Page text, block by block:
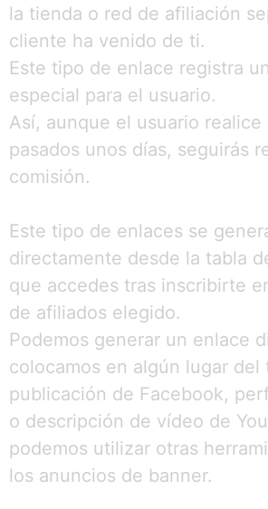
la tienda o red de afiliación
cliente ha venido de ti.
Este tipo de enlace registra
especial para el usuario.
Así, aunque el usuario realice
pasados unos días, seguirás
comisión.
Este tipo de enlaces se
directamente desde la tabla
que accedes tras inscribirte
de afiliados elegido.
Podemos generar un enlace
colocamos en algún lugar
publicación de Facebook,
o descripción de vídeo de
podemos utilizar otras
los anuncios de banner.